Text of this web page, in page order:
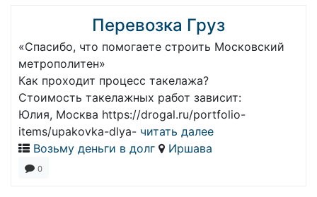
Перевозка Груз
«Спасибо, что помогаете строить Московский
метрополитен»
Как проходит процесс такелажа?
Стоимость такелажных работ зависит:
Юлия, Москва https://drogal.ru/portfolio-
items/upakovka-dlya- читать далее
Возьму деньги в долг
Иршава
0